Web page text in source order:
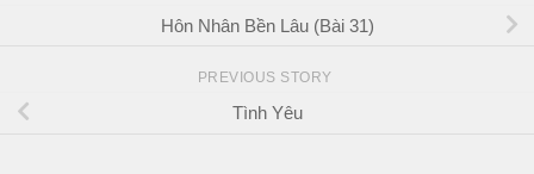
Hôn Nhân Bền Lâu (Bài 31)
PREVIOUS STORY
Tình Yêu